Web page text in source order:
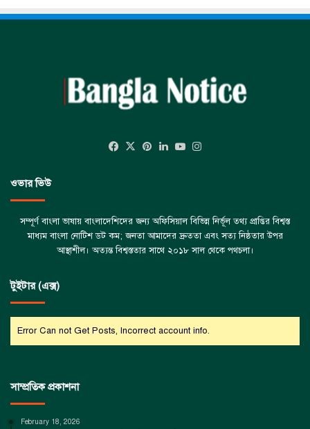
Facebook
X Pinterest
LinkedInYouTube
ওভার ভিউ
সম্পূর্ণ বাংলা ভাষায় বাংলাদেশিদের জন্য অফিসিয়াল বিভিন্ন নির্ভূল তথ্য প্রাপ্তির বিশ্বস্ত
মাধ্যম বাংলা নোটিশ ডট কম; জনতা আমাদের দ্রুততা এবং সত্য নিষ্ঠতার উপর
আস্থাশীল। অত্যন্ত বিশ্বস্ততার সাথে ২০১৮ সাল থেকে পথচলা।
টুইটার (এক্স)
Error Can not Get Posts, Incorrect account info.
সাম্প্রতিক প্রকাশনা
February 18, 2026